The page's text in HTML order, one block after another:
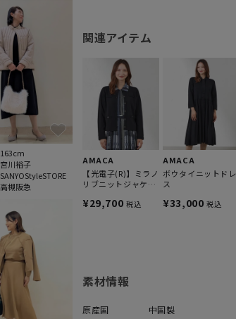
SANYOStyleSTORE
高槻阪急
宮川裕子
163cm
関連アイテム
AMACA
【光電子(R)】ミラノ
リブニットジャケッ
¥29,700 税込
AMACA
ボウタイニットドレ
ス
¥33,000 税込
素材情報
原産国
中国製